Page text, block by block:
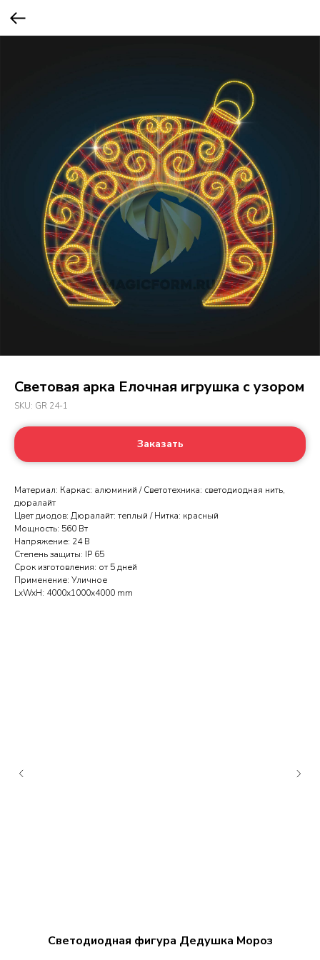
Световая арка Елочная игрушка с узором
SKU: GR 24-1
Заказать
Материал: Каркас: алюминий / Светотехника: светодиодная нить,
дюралайт
Цвет диодов: Дюралайт: теплый / Нитка: красный
Мощность: 560 Вт
Напряжение: 24 В
Степень защиты: IP 65
Срок изготовления: от 5 дней
Применение: Уличное
LxWxH: 4000x1000x4000 mm
Светодиодная фигура Дедушка Мороз